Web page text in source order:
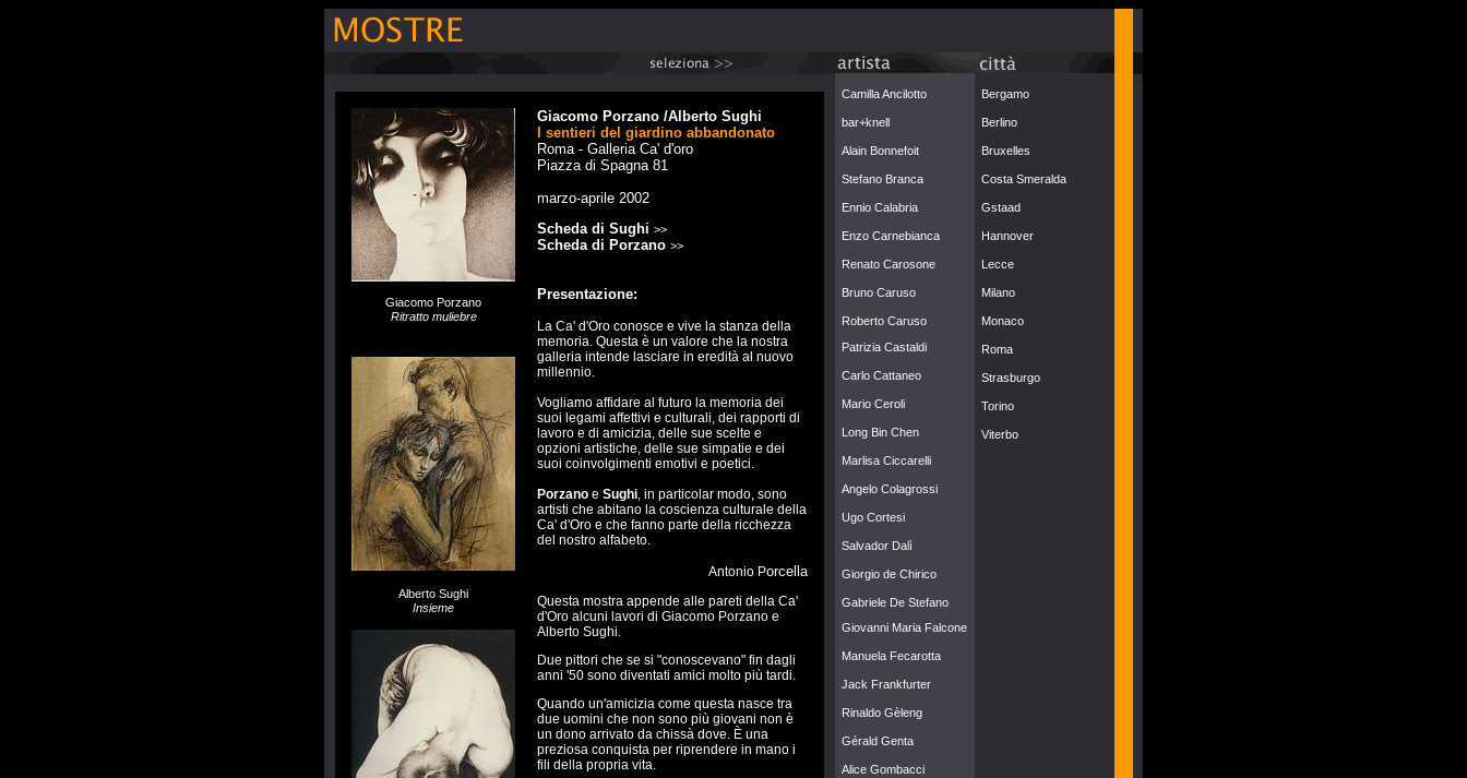
Giacomo Porzano
Ritratto muliebre
Alberto Sughi
Insieme
Giacomo Porzano /Alberto Sughi
I sentieri del giardino abbandonato
Roma - Galleria Ca' d'oro
Piazza di Spagna 81
marzo-aprile 2002
Scheda di Sughi >>
Scheda di Porzano >>
Presentazione:
La Ca' d'Oro conosce e vive la stanza della
memoria. Questa è un valore che la nostra
galleria intende lasciare in eredità al nuovo
millennio.
Vogliamo affidare al futuro la memoria dei
suoi legami affettivi e culturali, dei rapporti di
lavoro e di amicizia, delle sue scelte e
opzioni artistiche, delle sue simpatie e dei
suoi coinvolgimenti emotivi e poetici.
Porzano e Sughi, in particolar modo, sono
artisti che abitano la coscienza culturale della
Ca' d'Oro e che fanno parte della ricchezza
del nostro alfabeto.
Antonio Porcella
Questa mostra appende alle pareti della Ca'
d'Oro alcuni lavori di Giacomo Porzano e
Alberto Sughi.
Due pittori che se si "conoscevano" fin dagli
anni '50 sono diventati amici molto più tardi.
Quando un'amicizia come questa nasce tra
due uomini che non sono più giovani non è
un dono arrivato da chissà dove. È una
preziosa conquista per riprendere in mano i
fili della propria vita.
Camilla Ancilotto
bar+knell
Alain Bonnefoit
Stefano Branca
Ennio Calabria
Enzo Carnebianca
Renato Carosone
Bruno Caruso
Roberto Caruso
Patrizia Castaldi
Carlo Cattaneo
Mario Ceroli
Long Bin Chen
Marlisa Ciccarelli
Angelo Colagrossi
Ugo Cortesi
Salvador Dalì
Giorgio de Chirico
Gabriele De Stefano
Giovanni Maria Falcone
Manuela Fecarotta
Jack Frankfurter
Rinaldo Gèleng
Gérald Genta
Alice Gombacci
Bergamo
Berlino
Bruxelles
Costa Smeralda
Gstaad
Hannover
Lecce
Milano
Monaco
Roma
Strasburgo
Torino
Viterbo